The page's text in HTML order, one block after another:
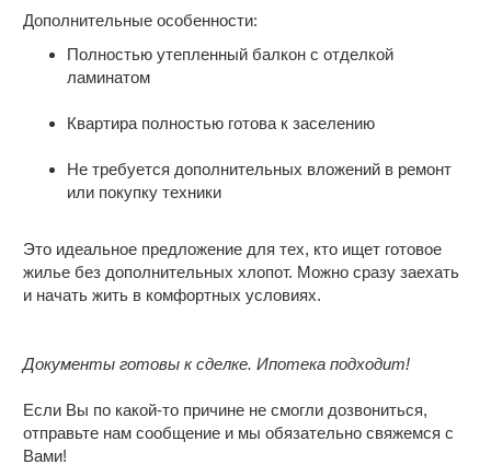
Дополнительные особенности:
Полностью утепленный балкон с отделкой
ламинатом
Квартира полностью готова к заселению
Не требуется дополнительных вложений в ремонт
или покупку техники
Это идеальное предложение для тех, кто ищет готовое
жилье без дополнительных хлопот. Можно сразу заехать
и начать жить в комфортных условиях.
Документы готовы к сделке. Ипотека подходит!
Если Вы по какой-то причине не смогли дозвониться,
отправьте нам сообщение и мы обязательно свяжемся с
Вами!